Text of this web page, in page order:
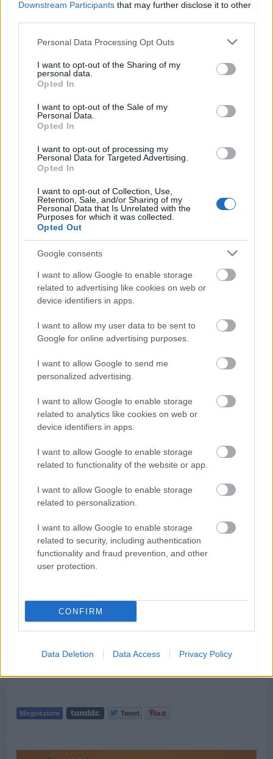
Downstream Participants that may further disclose it to other
Please note that this website/app uses one or more Google
not limited to your visit or usage behaviour. You may click to
grant or deny consent to Google and its third-party tags to
use your data for below specified purposes in below Google
consent section.
Personal Data Processing Opt Outs
I want to opt-out of the Sharing of my
personal data.
Opted In
I want to opt-out of the Sale of my
Personal Data.
Opted In
I want to opt-out of processing my
Personal Data for Targeted Advertising.
Opted In
I want to opt-out of Collection, Use,
Retention, Sale, and/or Sharing of my
Personal Data that Is Unrelated with the
Purposes for which it was collected.
Opted Out
Google consents
I want to allow Google to enable storage
related to advertising like cookies on web or
device identifiers in apps.
I want to allow my user data to be sent to
Google for online advertising purposes.
I want to allow Google to send me
personalized advertising.
I want to allow Google to enable storage
related to analytics like cookies on web or
device identifiers in apps.
I want to allow Google to enable storage
related to functionality of the website or app.
I want to allow Google to enable storage
related to personalization.
I want to allow Google to enable storage
related to security, including authentication
functionality and fraud prevention, and other
user protection.
CONFIRM
Data Deletion Data Access Privacy Policy
oldaleleme pedig felső részén vízszintesre formálva és a
800 voltos gyorstöltés
Az Audi PPE (Premium Platform Electric) moduláris elektromos
platform elektromos hajtásrendszerével és gyorstöltő-
technikájával az Audi activesphere a sphere-
koncepciómodellek családjához csatlakozik, és 800 voltos
technikának köszönhetően rendkívül rövid töltési időkkel
rendelkezik.
voltos töltőberendezés, amely – akárcsak az Audi e-tron GT
quattro esetében – biztosítja, hogy az akkumulátor akár 270
töltődhessen fel a gyorstöltő-állomásokon. A PPE révén e
forradalmi technika első ízben jelenhet meg a nagy
Aktuális kínálatunk, kategóriák
szerint